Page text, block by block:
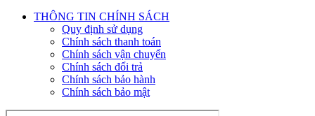
THÔNG TIN CHÍNH SÁCH
Quy định sử dụng
Chính sách thanh toán
Chính sách vận chuyển
Chính sách đổi trả
Chính sách bảo hành
Chính sách bảo mật